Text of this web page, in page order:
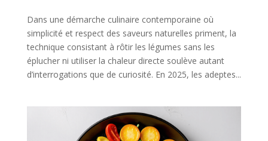
Dans une démarche culinaire contemporaine où
simplicité et respect des saveurs naturelles priment, la
technique consistant à rôtir les légumes sans les
éplucher ni utiliser la chaleur directe soulève autant
d’interrogations que de curiosité. En 2025, les adeptes...